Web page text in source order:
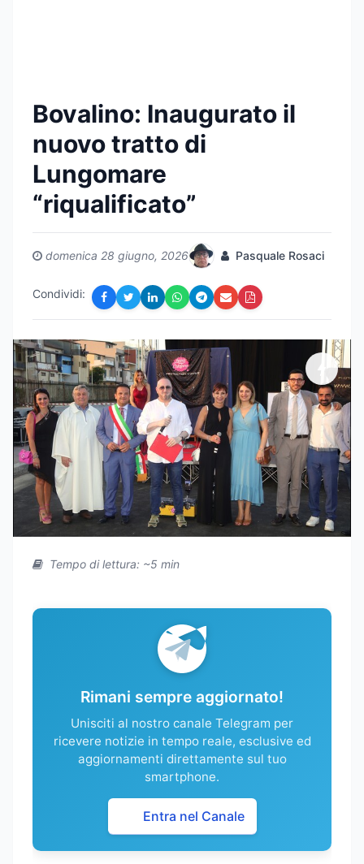
Bovalino: Inaugurato il
nuovo tratto di
Lungomare
“riqualificato”
domenica 28 giugno, 2026 Pasquale Rosaci
Condividi:
Tempo di lettura: ~5 min
Rimani sempre aggiornato!
Unisciti al nostro canale Telegram per
ricevere notizie in tempo reale, esclusive ed
aggiornamenti direttamente sul tuo
smartphone.
Entra nel Canale